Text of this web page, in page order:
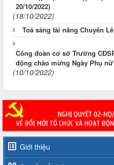
20/10/2022)
(18/10/2022)
Toả sáng tài năng Chuyên
Công đoàn cơ sở Trường
động chào mừng Ngày Phụ nữ
(10/10/2022)
Giới thiệu